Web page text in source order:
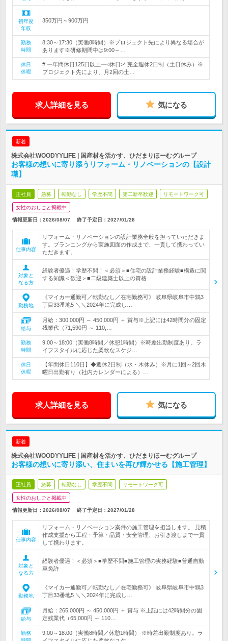
初年度
年収
350万円～900万円
勤務
時間
8:30～17:30（実働8時間）※プロジェクト先により異なる場合が
あります※研修期間中は9:00～…
休日
休暇
# ー年間休日125日以上ー<休日>* 完全週休2日制（土日休み）※
プロジェクト先により、月2回の土…
求人詳細を見る 気になる
新着
株式会社WOODYYLIFE | 国産材を活かす、ひだまりほーむグループ
お客様の想いに寄り添うリフォーム・リノベーションの【設計
職】
正社員 急募 転勤なし 学歴不問 第二新卒歓迎 リモートワーク可
女性のおしごと掲載中
情報更新日：2026/08/07 終了予定日： 2027/01/28
仕事内容
リフォーム・リノベーションの設計業務全般を担っていただきま
す。プランニングから実施図面の作成まで、一貫して携わってい
ただきます。
対象と
なる方
経験者優遇！学歴不問！＜必須＞■住宅の設計業務経験■構造に関
する知識＜歓迎＞■二級建築士以上の資格
勤務地
《マイカー通勤可／転勤なし／在宅勤務可》 岐阜県岐阜市中鶉3
丁目33番地5 ＼＼2024年に完成し…
給与
月給：300,000円 ～ 450,000円 ＋ 賞与※上記には42時間分の固定
残業代（71,590円 ～ 110,…
勤務
時間
9:00～18:00（実働8時間／休憩1時間）※時差出勤制度あり。ラ
イフスタイルに応じた柔軟なスケジ…
休日
休暇
【年間休日110日】◆週休2日制（水・木休み）※月に1回～2回木
曜日出勤有り（社内カレンダーによる）…
求人詳細を見る 気になる
新着
株式会社WOODYYLIFE | 国産材を活かす、ひだまりほーむグループ
お客様の想いに寄り添い、住まいを再び輝かせる【施工管理】
正社員 急募 転勤なし 学歴不問 リモートワーク可
女性のおしごと掲載中
情報更新日：2026/08/07 終了予定日： 2027/01/28
仕事内容
リフォーム・リノベーション案件の施工管理を担当します。 見積
作成支援から工程・予算・品質・安全管理、お引き渡しまで一貫
して携わります。
対象と
なる方
経験者優遇！＜必須＞■学歴不問■施工管理の実務経験■普通自動
車免許
勤務地
《マイカー通勤可／転勤なし／在宅勤務可》 岐阜県岐阜市中鶉3
丁目33番地5 ＼＼2024年に完成し…
給与
月給：265,000円 ～ 450,000円 ＋ 賞与 ※上記には42時間分の固
定残業代（65,000円 ～ 110…
勤務
9:00～18:00（実働8時間／休憩1時間） ※時差出勤制度あり。ラ